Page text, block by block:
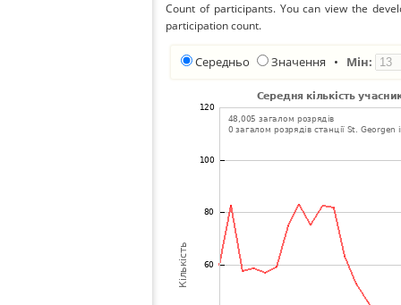
Count of participants. You can view the
participation count.
Середньо Значення • Мін: